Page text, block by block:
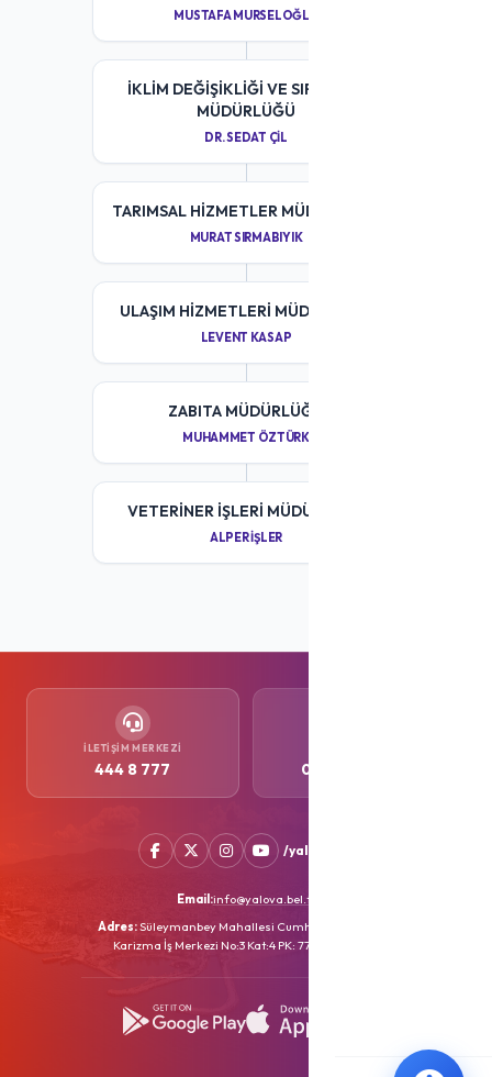
MUSTAFA MURSELOĞLU
İKLIM DEĞIŞIKLIĞI VE SIFIR ATIK
MÜDÜRLÜĞÜ
DR. SEDAT ÇIL
TARIMSAL HIZMETLER MÜDÜRLÜĞÜ
MURAT SIRMABIYIK
ULAŞIM HIZMETLERI MÜDÜRLÜĞÜ
LEVENT KASAP
ZABITA MÜDÜRLÜĞÜ
MUHAMMET ÖZTÜRK
VETERINER İŞLERI MÜDÜRLÜĞÜ
ALPER İŞLER
İLETIŞIM MERKEZI
444 8 777 0552 505 77 77
/yalovabld
Email:info@yalova.bel.tr
Adres:Süleymanbey Mahallesi Cumhuriyet Caddesi
Karizma İş Merkezi No:3 Kat:4 PK: 77100 YALOVA